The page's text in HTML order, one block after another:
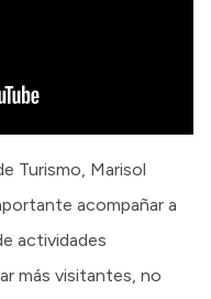
Turismo, Marisol
acompañar a
actividades
más visitantes, no